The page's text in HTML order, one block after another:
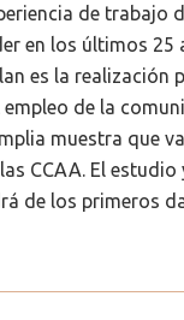
de trabajo
en los últimos 25
es la realización
de la
muestra que
CCAA. El estudio
de los primeros